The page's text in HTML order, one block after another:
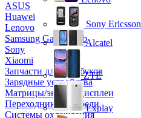
ASUS
Huawei
Lenovo
Samsung Galaxy Tab
Sony
Xiaomi
Запчасти для ноутбуков
Зарядные устройства
Матрицы/экраны/дисплеи
Переходники и кабели
Системы охлаждения
Sony Ericsson
Alcatel
ZTE
Explay